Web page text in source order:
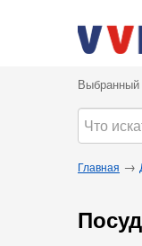
Выбранный
Главная →